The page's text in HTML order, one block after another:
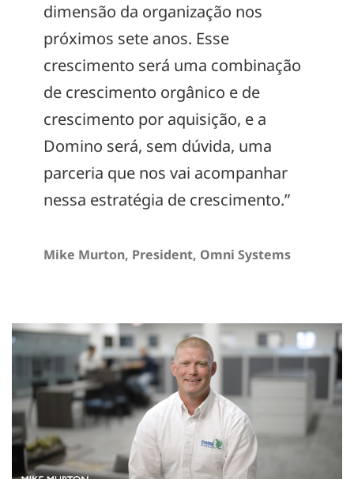
dimensão da organização nos
próximos sete anos. Esse
crescimento será uma combinação
de crescimento orgânico e de
crescimento por aquisição, e a
Domino será, sem dúvida, uma
parceria que nos vai acompanhar
nessa estratégia de crescimento.”
Mike Murton, President, Omni Systems